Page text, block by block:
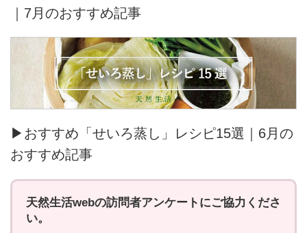
｜7月のおすすめ記事
▶おすすめ「せいろ蒸し」レシピ15選｜6月の
おすすめ記事